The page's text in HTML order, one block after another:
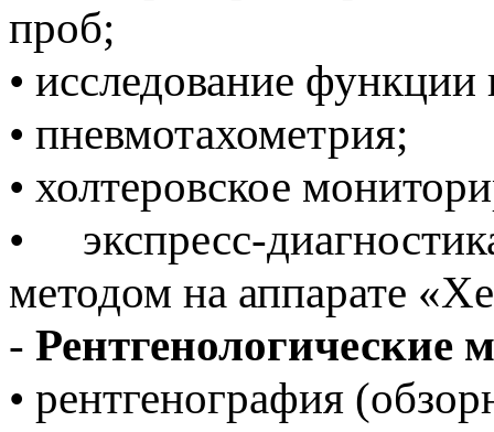
проб;
• исследование
• пневмотахометрия;
• холтеровское
• экспресс-
методом на аппарате
- Рентгенологические
• рентгенография